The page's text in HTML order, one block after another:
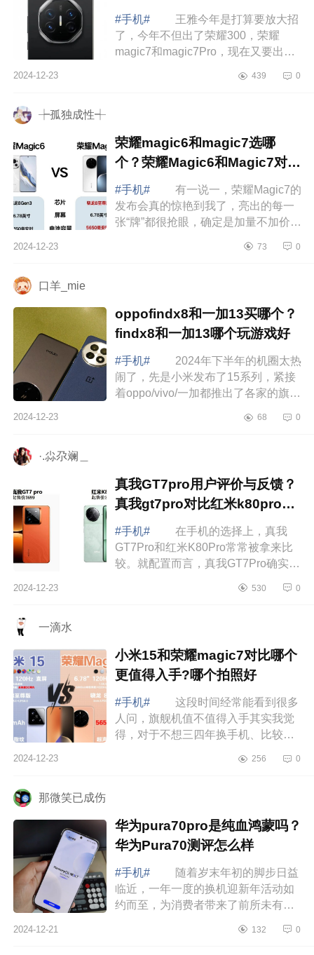
magic7rsr对比哪个好
#手机#
王雅今年是打算要放大招
了，今年不但出了荣耀300，荣耀
magic7和magic7Pro，现在又要出一
待。下面小编为大家介绍下荣耀
2024-12-23 439 0
┾孤独成性┽
荣耀magic6和magic7选哪
个？荣耀Magic6和Magic7对比
哪个好
#手机#
有一说一，荣耀Magic7的
发布会真的惊艳到我了，亮出的每一
张“牌”都很抢眼，确定是加量不加价无
magic6和magic7选哪个？荣耀
2024-12-23 73 0
口羊_mie
oppofindx8和一加13买哪个？
findx8和一加13哪个玩游戏好
#手机#
2024年下半年的机圈太热
闹了，先是小米发布了15系列，紧接
着oppo/vivo/一加都推出了各家的旗舰
介绍下oppofindx8和一加13买哪个？
2024-12-23 68 0
·.尛尕斓＿
真我GT7pro用户评价与反馈？
真我gt7pro对比红米k80pro对
比哪个好
#手机#
在手机的选择上，真我
GT7Pro和红米K80Pro常常被拿来比
较。就配置而言，真我GT7Pro确实有
在一个较为明显的短板，那就是其售
2024-12-23 530 0
一滴水
小米15和荣耀magic7对比哪个
更值得入手?哪个拍照好
#手机#
这段时间经常能看到很多
人问，旗舰机值不值得入手其实我觉
得，对于不想三四年换手机、比较看
好的，下面小编为大家介绍下小米15
2024-12-23 256 0
那微笑已成伤
华为pura70pro是纯血鸿蒙吗？
华为Pura70测评怎么样
#手机#
随着岁末年初的脚步日益
临近，一年一度的换机迎新年活动如
约而至，为消费者带来了前所未有的
国产品质手机，始终以其卓越的品
2024-12-21 132 0